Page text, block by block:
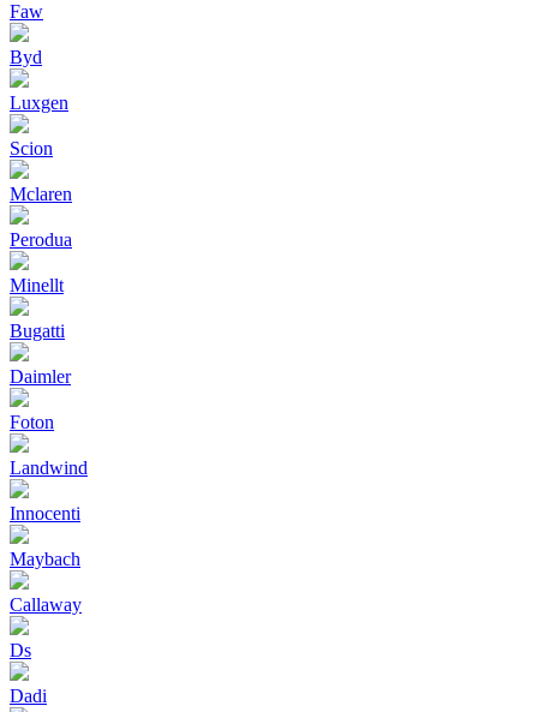
Faw
Byd
Luxgen
Scion
Mclaren
Perodua
Minellt
Bugatti
Daimler
Foton
Landwind
Innocenti
Maybach
Callaway
Ds
Dadi